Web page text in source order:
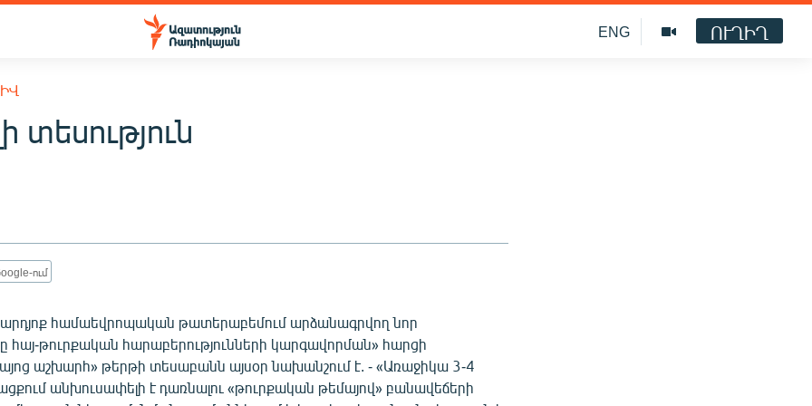
ENG ՈՒՂԻՂ
տեսություն
ում
արդյոք համաեվրոպական թատերաբեմում արձանագրվող նոր
հայ-թուրքական հարաբերությունների կարգավորման» հարցի
աշխարհ» թերթի տեսաբանն այսօր նախանշում է. - «Առաջիկա 3-4
անխուսափելի է դառնալու «թուրքական թեմայով» բանավեճերի